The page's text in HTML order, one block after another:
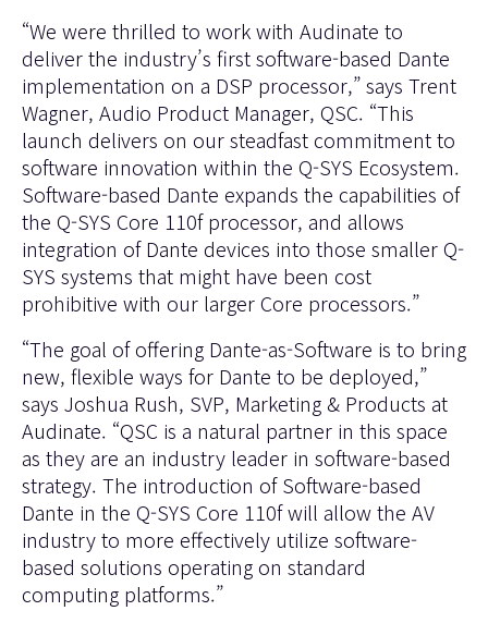
“We were thrilled to work with Audinate to
deliver the industry’s first software-based Dante
implementation on a DSP processor,” says Trent
Wagner, Audio Product Manager, QSC. “This
launch delivers on our steadfast commitment to
software innovation within the Q-SYS Ecosystem.
Software-based Dante expands the capabilities of
the Q-SYS Core 110f processor, and allows
integration of Dante devices into those smaller Q-
SYS systems that might have been cost
prohibitive with our larger Core processors.”
“The goal of offering Dante-as-Software is to bring
new, flexible ways for Dante to be deployed,”
says Joshua Rush, SVP, Marketing & Products at
Audinate. “QSC is a natural partner in this space
as they are an industry leader in software-based
strategy. The introduction of Software-based
Dante in the Q-SYS Core 110f will allow the AV
industry to more effectively utilize software-
based solutions operating on standard
computing platforms.”